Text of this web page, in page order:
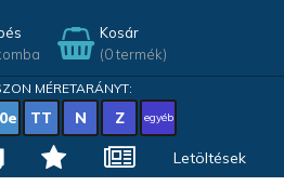
Kosár
(0 termék)
MÉRETARÁNYT:
TT N Z egyéb
Letöltések